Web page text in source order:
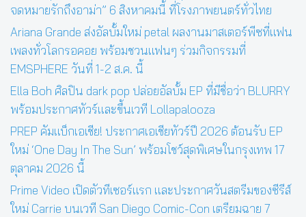
จดหมายรักถึงอาม่า” 6 สิงหาคมนี้ ที่โรงภาพยนตร์ทั่วไทย
Ariana Grande ส่งอัลบั้มใหม่ petal ผลงานมาสเตอร์พีซที่แฟน
เพลงทั่วโลกรอคอย พร้อมชวนแฟนๆ ร่วมกิจกรรมที่
EMSPHERE วันที่ 1-2 ส.ค. นี้
Ella Boh ศิลปิน dark pop ปล่อยอัลบั้ม EP ที่มีชื่อว่า BLURRY
พร้อมประกาศทัวร์และขึ้นเวที Lollapalooza
PREP คัมแบ็กเอเชีย! ประกาศเอเชียทัวร์ปี 2026 ต้อนรับ EP
ใหม่ ‘One Day In The Sun’ พร้อมโชว์สุดพิเศษในกรุงเทพ 17
ตุลาคม 2026 นี้
Prime Video เปิดตัวทีเซอร์แรก และประกาศวันสตรีมของซีรีส์
ใหม่ Carrie บนเวที San Diego Comic-Con เตรียมฉาย 7